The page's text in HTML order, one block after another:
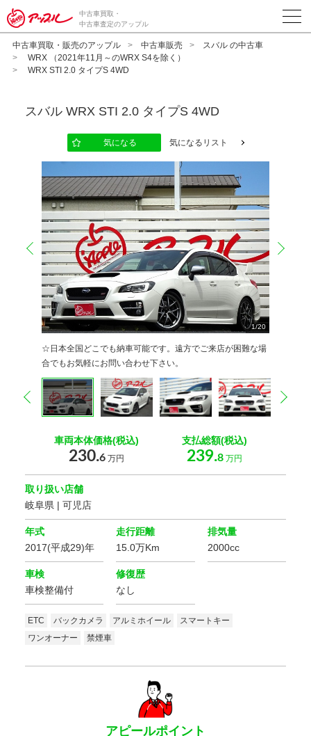
中古車買取・
中古車査定のアップル
中古車買取・販売のアップル 中古車販売
スバル の中古車
WRX （2021年11月～のWRX S4を除く）
WRX STI 2.0 タイプS 4WD
スバル WRX STI 2.0 タイプS 4WD
気になる 気になるリスト
1/20
☆日本全国どこでも納車可能です。遠方でご来店が困難な場
合でもお気軽にお問い合わせ下さい。
2 20
3 20
4 20
5 20
6 20
7 20
8 20
9 20
10 2
0
11 2
0
12 2
0
13 2
0
14 2
0
15 2
0
16 2
0
17 2
0
18 2
0
19 2
0
20 2
0
prev
prev
車両本体価格(税込)
230.6 万円
支払総額(税込)
239.8万円
取り扱い店舗
岐阜県 | 可児店
年式
2017(平成29)年
走行距離
15.0万Km
排気量
2000cc
車検
車検整備付
修復歴
なし
ETC バックカメラ アルミホイール
スマートキー
ワンオーナー
禁煙車
アピールポイント